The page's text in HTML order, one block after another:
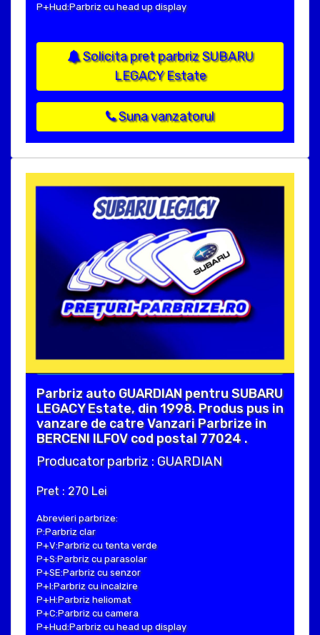
P+Hud:Parbriz cu head up display
Solicita pret parbriz SUBARU
LEGACY Estate
Suna vanzatorul
Parbriz auto GUARDIAN pentru SUBARU
LEGACY Estate, din 1998. Produs pus in
vanzare de catre Vanzari Parbrize in
BERCENI ILFOV cod postal 77024 .
Producator parbriz : GUARDIAN
Pret : 270 Lei
Abrevieri parbrize:
P:Parbriz clar
P+V:Parbriz cu tenta verde
P+S:Parbriz cu parasolar
P+SE:Parbriz cu senzor
P+I:Parbriz cu incalzire
P+H:Parbriz heliomat
P+C:Parbriz cu camera
P+Hud:Parbriz cu head up display